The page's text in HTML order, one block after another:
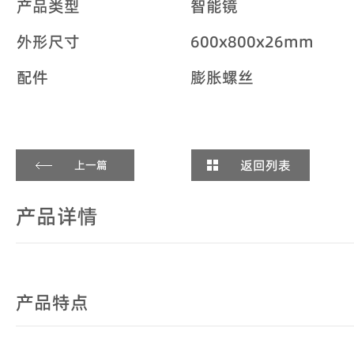
产品类型
智能镜
外形尺寸
600x800x26mm
配件
膨胀螺丝
上一篇 返回列表
产品详情
产品特点